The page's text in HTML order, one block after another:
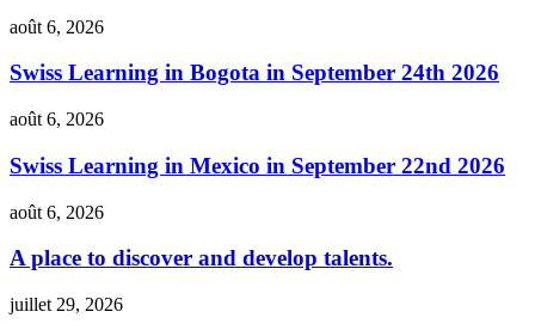
août 6, 2026
Swiss Learning in Bogota in September 24th 2026
août 6, 2026
Swiss Learning in Mexico in September 22nd 2026
août 6, 2026
A place to discover and develop talents.
juillet 29, 2026